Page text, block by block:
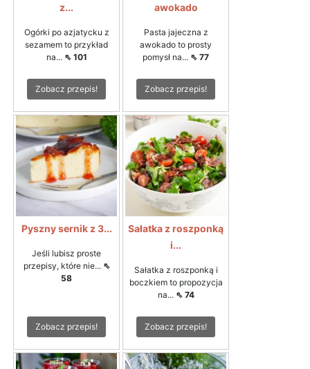
z...
Ogórki po azjatycku z
sezamem to przykład
na... ⇖ 101
Zobacz przepis!
awokado
Pasta jajeczna z
awokado to prosty
pomysł na... ⇖ 77
Zobacz przepis!
Pyszny sernik z 3...
Jeśli lubisz proste
przepisy, które nie... ⇖
58
Zobacz przepis!
Sałatka z roszponką
i...
Sałatka z roszponką i
boczkiem to propozycja
na... ⇖ 74
Zobacz przepis!